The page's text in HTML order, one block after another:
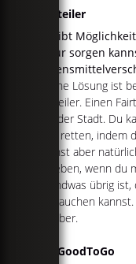
Fairteiler
Es gibt
dafür sorgen
solche Lösung ist
Fairteiler. Einen
in jeder Stadt. Du
Müll retten, indem
kannst aber
abgeben, wenn
irgendwas übrig
gebrauchen
darüber.
TooGoodToGo